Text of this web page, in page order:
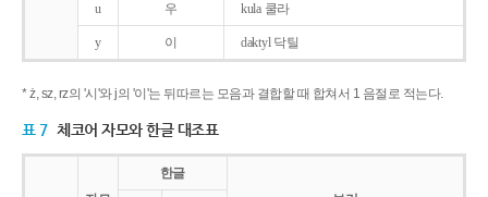
u 우 kula 쿨라
y 이 daktyl 닥틸
* ż, sz, rz의 '시'와 j의 '이'는 뒤따르는 모음과 결합할 때 합쳐서 1 음절로 적는다.
표 7 체코어 자모와 한글 대조표
한글